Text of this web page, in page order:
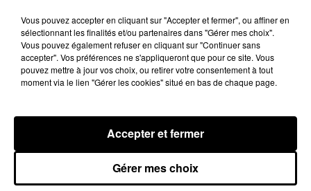
7 août 2026
Tayc et Didi B dévoilent le single le plus
dansant de l’année
session live surprise
Vous pouvez accepter en cliquant sur "Accepter et fermer", ou affiner en
sélectionnant les finalités et/ou partenaires dans "Gérer mes choix".
Vous pouvez également refuser en cliquant sur "Continuer sans
accepter". Vos préférences ne s'appliqueront que pour ce site. Vous
pouvez mettre à jour vos choix, ou retirer votre consentement à tout
moment via le lien "Gérer les cookies" situé en bas de chaque page.
Gérer mes choix
Accepter et fermer